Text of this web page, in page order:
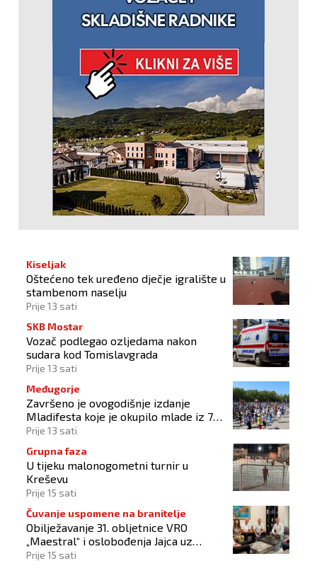
Kiseljak
Oštećeno tek uređeno dječje igralište u
stambenom naselju
Prije 13 sati
SKB Mostar
Vozač podlegao ozljedama nakon
sudara kod Tomislavgrada
Prije 13 sati
Međugorje
Završeno je ovogodišnje izdanje
Mladifesta koje je okupilo mlade iz 73
zemlje svijeta
Prije 13 sati
Grupna faza
U tijeku malonogometni turnir u
Kreševu
Prije 15 sati
Čuvanje uspomene na branitelje
Obilježavanje 31. obljetnice VRO
„Maestral“ i oslobođenja Jajca uz
pokroviteljstvo HNS-a BiH
Prije 15 sati